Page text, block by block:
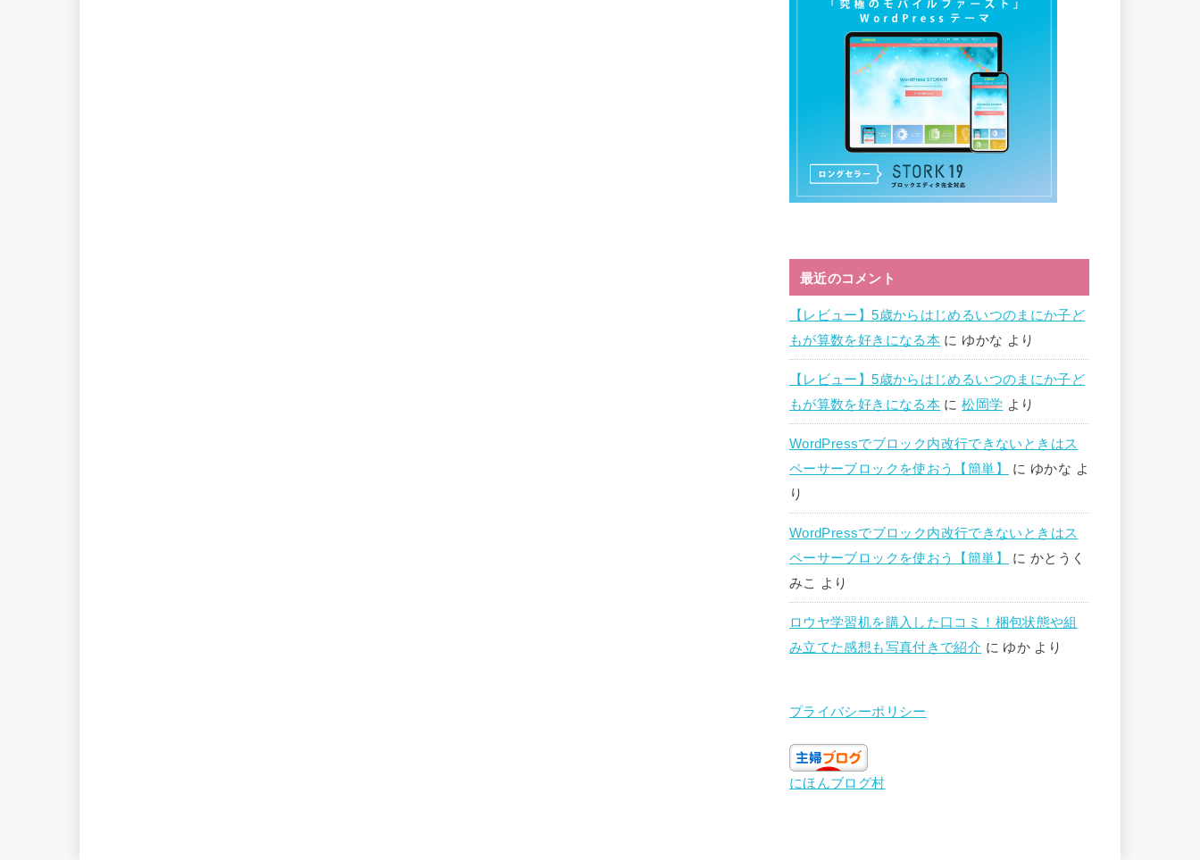
最近のコメント
【レビュー】5歳からはじめるいつのまにか子ど
もが算数を好きになる本 に ゆかな より
【レビュー】5歳からはじめるいつのまにか子ど
もが算数を好きになる本 に松岡学 より
WordPressでブロック内改行できないときはス
ペーサーブロックを使おう【簡単】
に ゆかな よ
り
WordPressでブロック内改行できないときはス
ペーサーブロックを使おう【簡単】
にかとうく
みこ
より
ロウヤ学習机を購入した口コミ！梱包状態や組
み立てた感想も写真付きで紹介 に ゆか より
プライバシーポリシー
にほんブログ村